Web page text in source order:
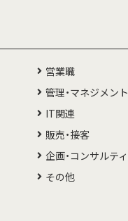
営業職
管理・マネジメント
IT関連
販売・接客
企画・コンサルテ
その他